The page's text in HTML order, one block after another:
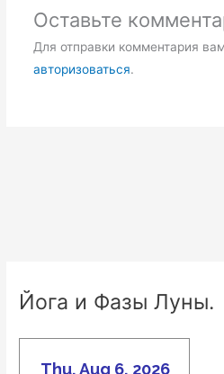
Оставьте
Для отправки комментария
авторизоваться.
Йога и Фазы Луны.